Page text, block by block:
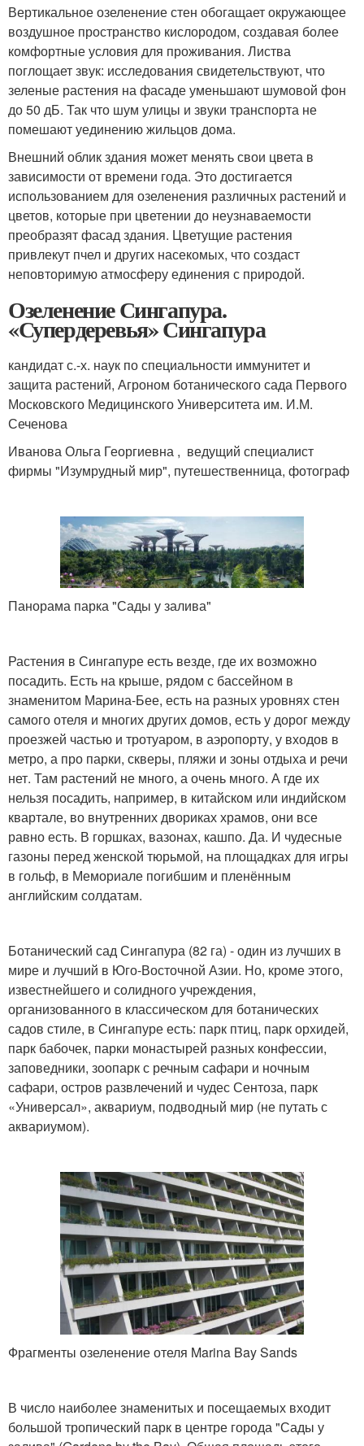
Вертикальное озеленение стен обогащает окружающее
воздушное пространство кислородом, создавая более
комфортные условия для проживания. Листва
поглощает звук: исследования свидетельствуют, что
зеленые растения на фасаде уменьшают шумовой фон
до 50 дБ. Так что шум улицы и звуки транспорта не
помешают уединению жильцов дома.
Внешний облик здания может менять свои цвета в
зависимости от времени года. Это достигается
использованием для озеленения различных растений и
цветов, которые при цветении до неузнаваемости
преобразят фасад здания. Цветущие растения
привлекут пчел и других насекомых, что создаст
неповторимую атмосферу единения с природой.
Озеленение Сингапура.
«Супердеревья» Сингапура
кандидат с.-х. наук по специальности иммунитет и
защита растений, Агроном ботанического сада Первого
Московского Медицинского Университета им. И.М.
Сеченова
Иванова Ольга Георгиевна , ведущий специалист
фирмы "Изумрудный мир", путешественница, фотограф
Панорама парка "Сады у залива"
Растения в Сингапуре есть везде, где их возможно
посадить. Есть на крыше, рядом с бассейном в
знаменитом Марина-Бее, есть на разных уровнях стен
самого отеля и многих других домов, есть у дорог между
проезжей частью и тротуаром, в аэропорту, у входов в
метро, а про парки, скверы, пляжи и зоны отдыха и речи
нет. Там растений не много, а очень много. А где их
нельзя посадить, например, в китайском или индийском
квартале, во внутренних двориках храмов, они все
равно есть. В горшках, вазонах, кашпо. Да. И чудесные
газоны перед женской тюрьмой, на площадках для игры
в гольф, в Мемориале погибшим и пленённым
английским солдатам.
Ботанический сад Сингапура (82 га) - один из лучших в
мире и лучший в Юго-Восточной Азии. Но, кроме этого,
известнейшего и солидного учреждения,
организованного в классическом для ботанических
садов стиле, в Сингапуре есть: парк птиц, парк орхидей,
парк бабочек, парки монастырей разных конфессии,
заповедники, зоопарк с речным сафари и ночным
сафари, остров развлечений и чудес Сентоза, парк
«Универсал», аквариум, подводный мир (не путать с
аквариумом).
Фрагменты озеленение отеля Marina Bay Sands
В число наиболее знаменитых и посещаемых входит
большой тропический парк в центре города "Сады у